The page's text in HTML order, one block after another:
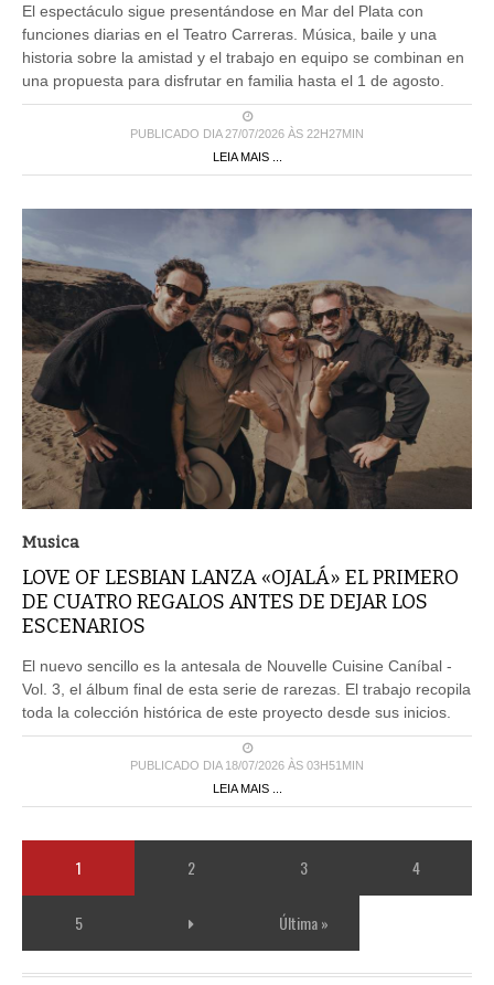
El espectáculo sigue presentándose en Mar del Plata con
funciones diarias en el Teatro Carreras. Música, baile y una
historia sobre la amistad y el trabajo en equipo se combinan en
una propuesta para disfrutar en familia hasta el 1 de agosto.
PUBLICADO DIA 27/07/2026 ÀS 22H27MIN
LEIA MAIS ...
Musica
LOVE OF LESBIAN LANZA «OJALÁ» EL PRIMERO
DE CUATRO REGALOS ANTES DE DEJAR LOS
ESCENARIOS
El nuevo sencillo es la antesala de Nouvelle Cuisine Caníbal -
Vol. 3, el álbum final de esta serie de rarezas. El trabajo recopila
toda la colección histórica de este proyecto desde sus inicios.
PUBLICADO DIA 18/07/2026 ÀS 03H51MIN
LEIA MAIS ...
1 2 3 4
5 Última »